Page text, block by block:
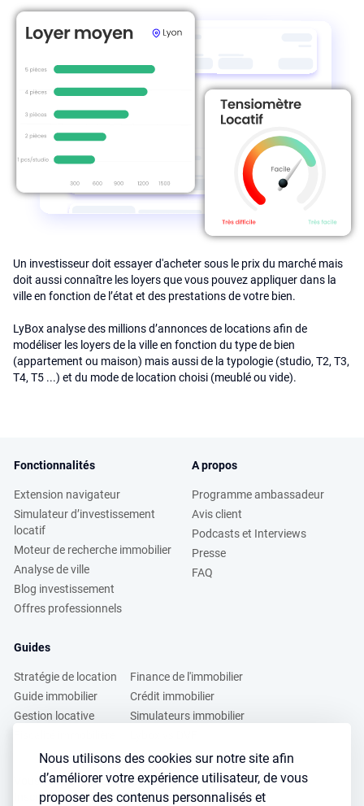
Nous utilisons des cookies sur notre site afin
d’améliorer votre expérience utilisateur, de vous
proposer des contenus personnalisés et
Un investisseur doit essayer d'acheter sous le prix du marché mais
doit aussi connaître les loyers que vous pouvez appliquer dans la
ville en fonction de l’état et des prestations de votre bien.
LyBox analyse des millions d’annonces de locations afin de
modéliser les loyers de la ville en fonction du type de bien
(appartement ou maison) mais aussi de la typologie (studio, T2, T3,
T4, T5 ...) et du mode de location choisi (meublé ou vide).
Fonctionnalités
Extension navigateur
Simulateur d’investissement
locatif
Moteur de recherche immobilier
Analyse de ville
Blog investissement
Offres professionnels
A propos
Programme ambassadeur
Avis client
Podcasts et Interviews
Presse
FAQ
Guides
Stratégie de location
Guide immobilier
Gestion locative
Finance de l'immobilier
Crédit immobilier
Simulateurs immobilier
Vous voulez apprendre à investir dans l’immobilier ?
Inscrivez vous à notre newsletter gratuite :